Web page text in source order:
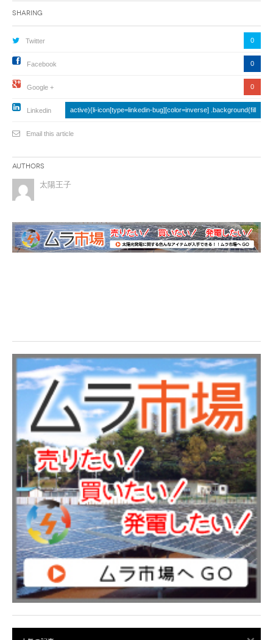
Sharing
Twitter 0
Facebook 0
Google + 0
Linkedin active){li-icon[type=linkedin-bug][color=inverse] .background{fill
Email this article
Authors
太陽王子